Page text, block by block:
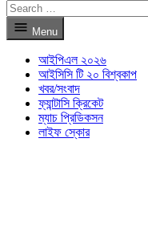
for:
Menu
আইপিএল ২০২৬
আইসিসি টি ২০ বিশ্বকাপ
খবর/সংবাদ
ফ্যান্টাসি ক্রিকেট
ম্যাচ প্রিডিকসন
লাইফ স্কোর